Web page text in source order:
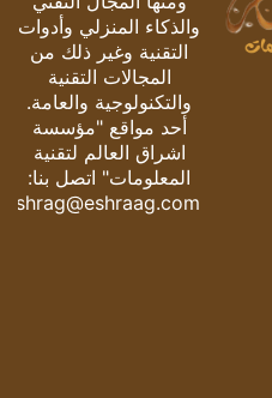
والذكاء المنزلي وأدوات
التقنية وغير ذلك من
المجالات التقنية
والتكنولوجية والعامة.
أحد مواقع "مؤسسة
اشراق العالم لتقنية
المعلومات" اتصل بنا:
eshrag@eshraag.com